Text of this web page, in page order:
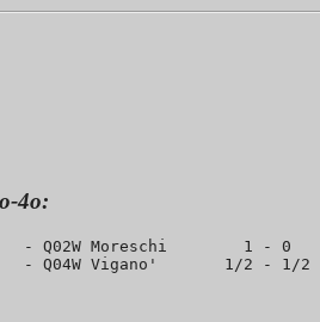
4o:
- Q02W Moreschi        1 -